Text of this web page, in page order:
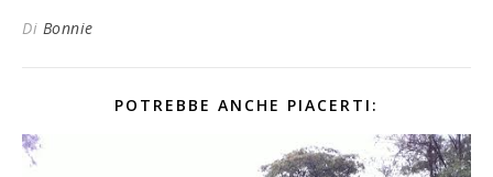
Di Bonnie
POTREBBE ANCHE PIACERTI: